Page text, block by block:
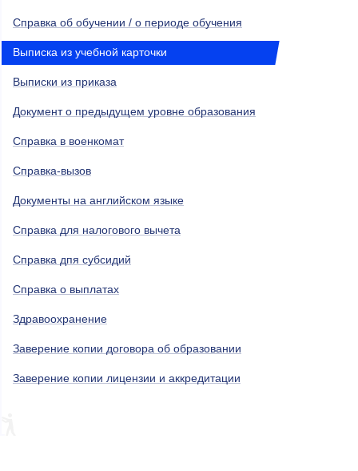
Справка об обучении / о периоде обучения
Выписка из учебной карточки
Выписки из приказа
Документ о предыдущем уровне образования
Справка в военкомат
Справка-вызов
Документы на английском языке
Справка для налогового вычета
Справка дпя субсидий
Справка о выплатах
Здравоохранение
Заверение копии договора об образовании
Заверение копии лицензии и аккредитации